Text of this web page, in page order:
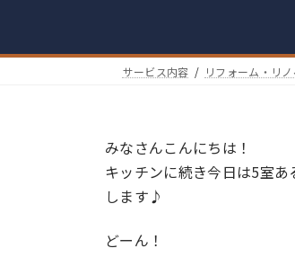
サービス内容 リフォーム・リ
みなさんこんにちは！
キッチンに続き今日は5室
します♪
どーん！